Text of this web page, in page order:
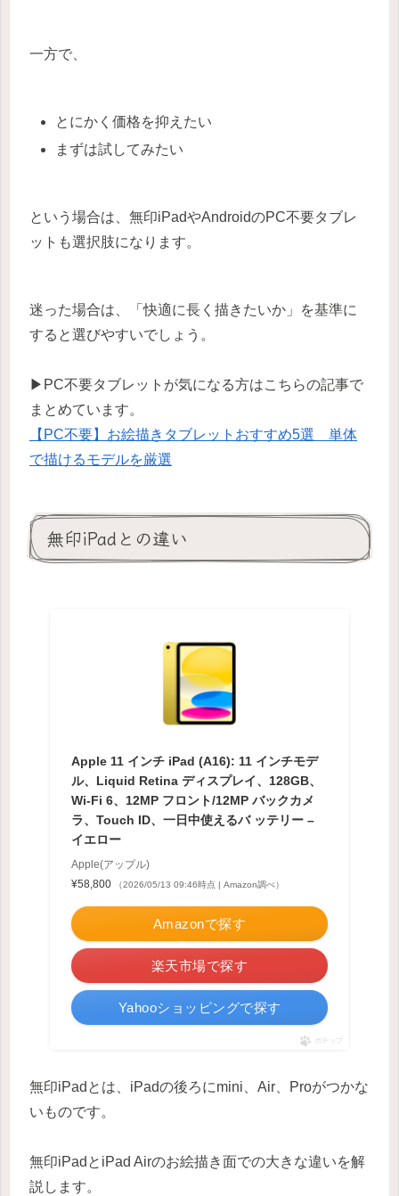
一方で、
とにかく価格を抑えたい
まずは試してみたい
という場合は、無印iPadやAndroidのPC不要タブレ
ットも選択肢になります。
迷った場合は、「快適に長く描きたいか」を基準に
すると選びやすいでしょう。
▶PC不要タブレットが気になる方はこちらの記事で
まとめています。
【PC不要】お絵描きタブレットおすすめ5選 単体
で描けるモデルを厳選
無印iPadとの違い
Apple 11 インチ iPad (A16): 11 インチモデ
ル、Liquid Retina ディスプレイ、128GB、
Wi-Fi 6、12MP フロント/12MP バックカメ
ラ、Touch ID、一日中使えるバ ッテリー –
イエロー
Apple(アップル)
¥58,800
（2026/05/13 09:46時点 | Amazon調べ）
Amazonで探す
楽天市場で探す
Yahooショッピングで探す
ポチップ
無印iPadとは、iPadの後ろにmini、Air、Proがつかな
いものです。
無印iPadとiPad Airのお絵描き面での大きな違いを解
説します。